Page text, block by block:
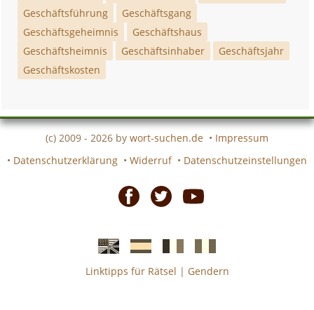
Geschäftsführung
Geschäftsgang
Geschäftsgeheimnis
Geschäftshaus
Geschäftsheimnis
Geschäftsinhaber
Geschäftsjahr
Geschäftskosten
(c) 2009 - 2026 by wort-suchen.de • Impressum
• Datenschutzerklärung • Widerruf • Datenschutzeinstellungen
EnglischeSpanischefranzösicheitalienische
Linktipps für Rätsel | Gendern